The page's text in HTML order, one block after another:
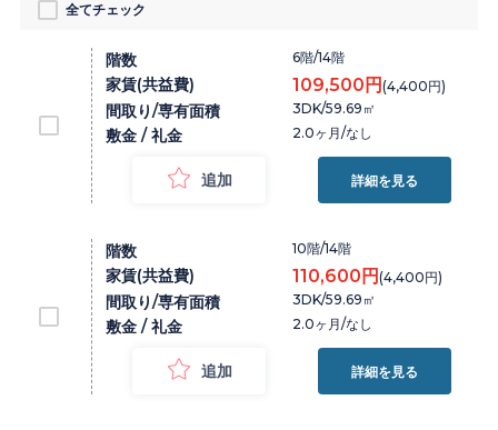
全てチェック
階数 6階/14階
家賃(共益費) 109,500円 (4,400円)
間取り/専有面積 3DK/59.69㎡
敷金 / 礼金 2.0ヶ月/なし
追加 詳細を見る
階数 10階/14階
家賃(共益費) 110,600円 (4,400円)
間取り/専有面積 3DK/59.69㎡
敷金 / 礼金 2.0ヶ月/なし
追加 詳細を見る